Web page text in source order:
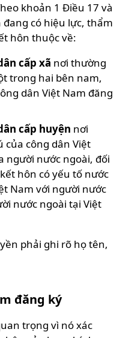
khoản 1 Điều 17 và
có hiệu lực, thẩm
hôn thuộc về:
cấp xã nơi thường
trong hai bên nam,
dân Việt Nam đăng
cấp huyện nơi
công dân Việt
người nước ngoài, đối
hôn có yếu tố nước
Nam với người nước
nước ngoài tại Việt
phải ghi rõ họ tên,
đăng ký
trọng vì nó xác